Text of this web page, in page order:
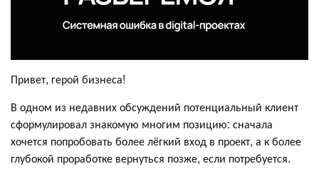
Привет, герой бизнеса!
В одном из недавних обсуждений потенциальный клиент
сформулировал знакомую многим позицию: сначала
хочется попробовать более лёгкий вход в проект, а к более
глубокой проработке вернуться позже, если потребуется.